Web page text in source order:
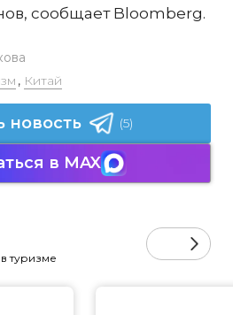
сообщает Bloomberg.
, Китай
новость (5)
в MAX
туризме